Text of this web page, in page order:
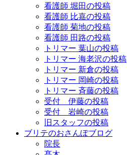
看護師 堀田の投稿
看護師 比嘉の投稿
看護師 菊地の投稿
看護師 田路の投稿
トリマー 葉山の投稿
トリマー 海老沢の投稿
トリマー 新倉の投稿
トリマー 岡崎の投稿
トリマー 斉藤の投稿
受付 伊藤の投稿
受付 岩崎の投稿
旧スタッフの投稿
ブリテのおさんぽブログ
院長